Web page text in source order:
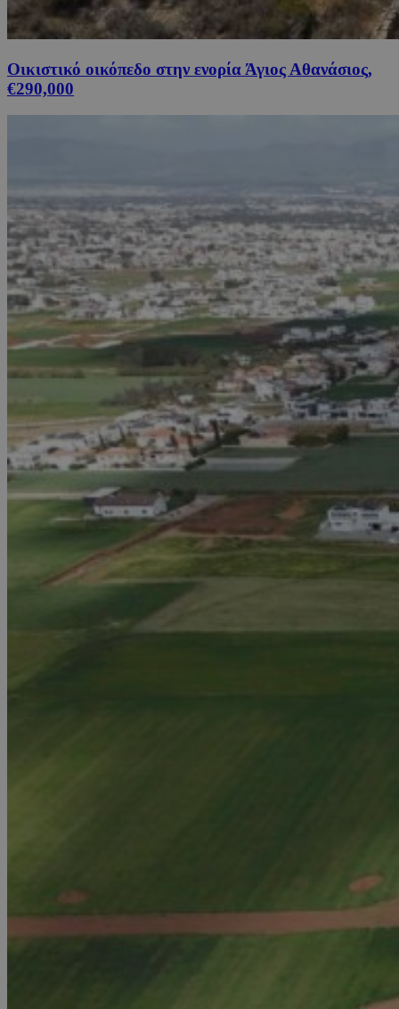
Οικιστικό οικόπεδο στην ενορία Άγιος Αθανάσιος,
€290,000